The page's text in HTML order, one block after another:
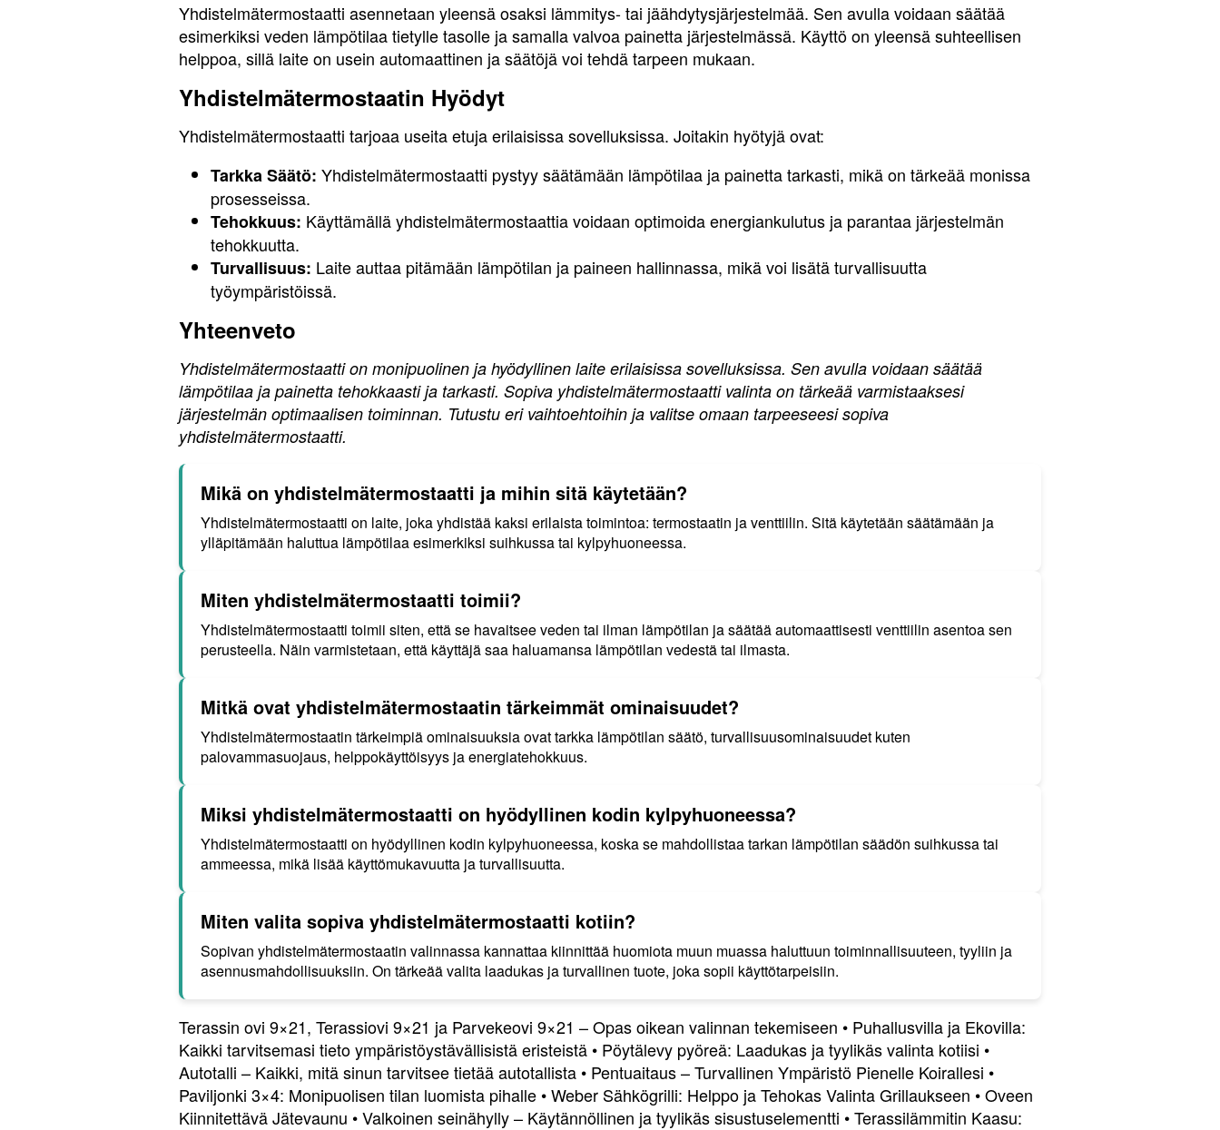
Yhdistelmätermostaatti asennetaan yleensä osaksi lämmitys- tai jäähdytysjärjestelmää. Sen avulla voidaan säätää
esimerkiksi veden lämpötilaa tietylle tasolle ja samalla valvoa painetta järjestelmässä. Käyttö on yleensä suhteellisen
helppoa, sillä laite on usein automaattinen ja säätöjä voi tehdä tarpeen mukaan.
Yhdistelmätermostaatin Hyödyt
Yhdistelmätermostaatti tarjoaa useita etuja erilaisissa sovelluksissa. Joitakin hyötyjä ovat:
Tarkka Säätö: Yhdistelmätermostaatti pystyy säätämään lämpötilaa ja painetta tarkasti, mikä on tärkeää monissa
prosesseissa.
Tehokkuus: Käyttämällä yhdistelmätermostaattia voidaan optimoida energiankulutus ja parantaa järjestelmän
tehokkuutta.
Turvallisuus: Laite auttaa pitämään lämpötilan ja paineen hallinnassa, mikä voi lisätä turvallisuutta
työympäristöissä.
Yhteenveto
Yhdistelmätermostaatti on monipuolinen ja hyödyllinen laite erilaisissa sovelluksissa. Sen avulla voidaan säätää
lämpötilaa ja painetta tehokkaasti ja tarkasti. Sopiva yhdistelmätermostaatti valinta on tärkeää varmistaaksesi
järjestelmän optimaalisen toiminnan. Tutustu eri vaihtoehtoihin ja valitse omaan tarpeeseesi sopiva
yhdistelmätermostaatti.
Mikä on yhdistelmätermostaatti ja mihin sitä käytetään?
Yhdistelmätermostaatti on laite, joka yhdistää kaksi erilaista toimintoa: termostaatin ja venttiilin. Sitä käytetään säätämään ja
ylläpitämään haluttua lämpötilaa esimerkiksi suihkussa tai kylpyhuoneessa.
Miten yhdistelmätermostaatti toimii?
Yhdistelmätermostaatti toimii siten, että se havaitsee veden tai ilman lämpötilan ja säätää automaattisesti venttiilin asentoa sen
perusteella. Näin varmistetaan, että käyttäjä saa haluamansa lämpötilan vedestä tai ilmasta.
Mitkä ovat yhdistelmätermostaatin tärkeimmät ominaisuudet?
Yhdistelmätermostaatin tärkeimpiä ominaisuuksia ovat tarkka lämpötilan säätö, turvallisuusominaisuudet kuten
palovammasuojaus, helppokäyttöisyys ja energiatehokkuus.
Miksi yhdistelmätermostaatti on hyödyllinen kodin kylpyhuoneessa?
Yhdistelmätermostaatti on hyödyllinen kodin kylpyhuoneessa, koska se mahdollistaa tarkan lämpötilan säädön suihkussa tai
ammeessa, mikä lisää käyttömukavuutta ja turvallisuutta.
Miten valita sopiva yhdistelmätermostaatti kotiin?
Sopivan yhdistelmätermostaatin valinnassa kannattaa kiinnittää huomiota muun muassa haluttuun toiminnallisuuteen, tyyliin ja
asennusmahdollisuuksiin. On tärkeää valita laadukas ja turvallinen tuote, joka sopii käyttötarpeisiin.
Terassin ovi 9×21, Terassiovi 9×21 ja Parvekeovi 9×21 – Opas oikean valinnan tekemiseen • Puhallusvilla ja Ekovilla:
Kaikki tarvitsemasi tieto ympäristöystävällisistä eristeistä • Pöytälevy pyöreä: Laadukas ja tyylikäs valinta kotiisi •
Autotalli – Kaikki, mitä sinun tarvitsee tietää autotallista • Pentuaitaus – Turvallinen Ympäristö Pienelle Koirallesi •
Paviljonki 3×4: Monipuolisen tilan luomista pihalle •Weber Sähkögrilli: Helppo ja Tehokas Valinta Grillaukseen •Oveen
Kiinnitettävä Jätevaunu •Valkoinen seinähylly – Käytännöllinen ja tyylikäs sisustuselementti •Terassilämmitin Kaasu: